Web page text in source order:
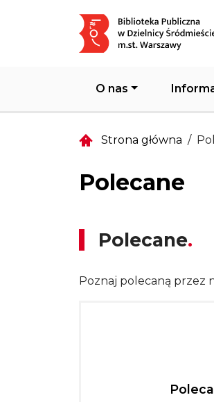
O nas
Strona główna
Polecane
Polecane
Poznaj polecaną przez